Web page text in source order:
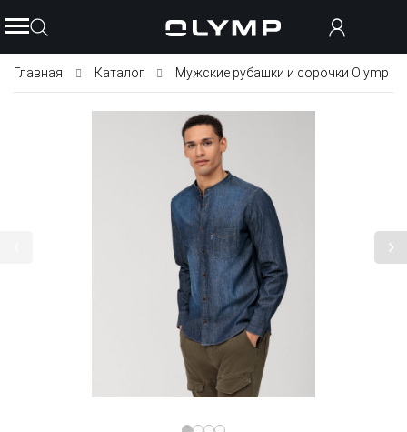
Главная Каталог Мужские рубашки и сорочки Olymp